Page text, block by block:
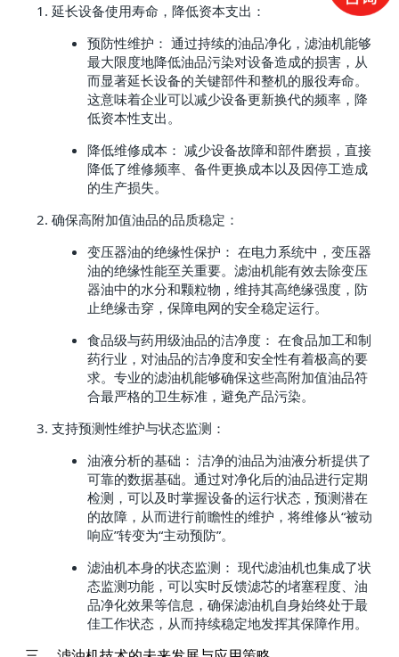
延长设备使用寿命，降低资本支出：
预防性维护： 通过持续的油品净化，滤油机能够
最大限度地降低油品污染对设备造成的损害，从
而显著延长设备的关键部件和整机的服役寿命。
这意味着企业可以减少设备更新换代的频率，降
低资本性支出。
降低维修成本： 减少设备故障和部件磨损，直接
降低了维修频率、备件更换成本以及因停工造成
的生产损失。
确保高附加值油品的品质稳定：
变压器油的绝缘性保护： 在电力系统中，变压器
油的绝缘性能至关重要。滤油机能有效去除变压
器油中的水分和颗粒物，维持其高绝缘强度，防
止绝缘击穿，保障电网的安全稳定运行。
食品级与药用级油品的洁净度： 在食品加工和制
药行业，对油品的洁净度和安全性有着极高的要
求。专业的滤油机能够确保这些高附加值油品符
合最严格的卫生标准，避免产品污染。
支持预测性维护与状态监测：
油液分析的基础： 洁净的油品为油液分析提供了
可靠的数据基础。通过对净化后的油品进行定期
检测，可以及时掌握设备的运行状态，预测潜在
的故障，从而进行前瞻性的维护，将维修从“被动
响应”转变为“主动预防”。
滤油机本身的状态监测： 现代滤油机也集成了状
态监测功能，可以实时反馈滤芯的堵塞程度、油
品净化效果等信息，确保滤油机自身始终处于最
佳工作状态，从而持续稳定地发挥其保障作用。